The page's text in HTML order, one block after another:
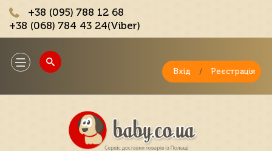
+38 (095) 788 12 68
+38 (068) 784 43 24(Viber)
Toggle
navigation
Вхід / Реєстрація